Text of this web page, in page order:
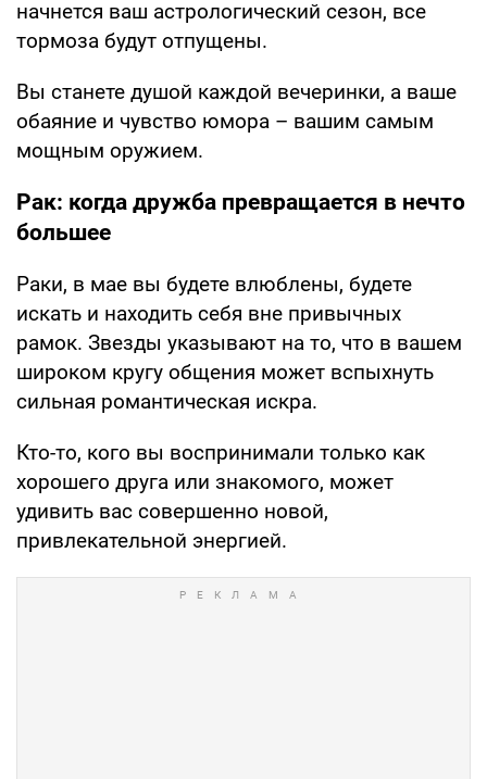
начнется ваш астрологический сезон, все
тормоза будут отпущены.
Вы станете душой каждой вечеринки, а ваше
обаяние и чувство юмора – вашим самым
мощным оружием.
Рак: когда дружба превращается в нечто
большее
Раки, в мае вы будете влюблены, будете
искать и находить себя вне привычных
рамок. Звезды указывают на то, что в вашем
широком кругу общения может вспыхнуть
сильная романтическая искра.
Кто-то, кого вы воспринимали только как
хорошего друга или знакомого, может
удивить вас совершенно новой,
привлекательной энергией.